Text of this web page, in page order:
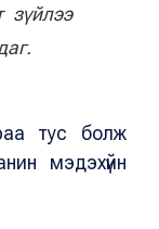
зүйлээ
тус болж
мэдэхүйн